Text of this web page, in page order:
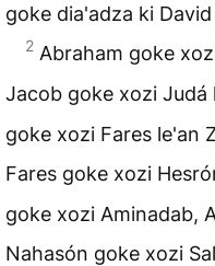
goke dia'adza ki
2 Abraham goke
Jacob goke xozi Judá
goke xozi Fares le'an
Fares goke xozi
goke xozi Aminadab,
Nahasón goke xozi